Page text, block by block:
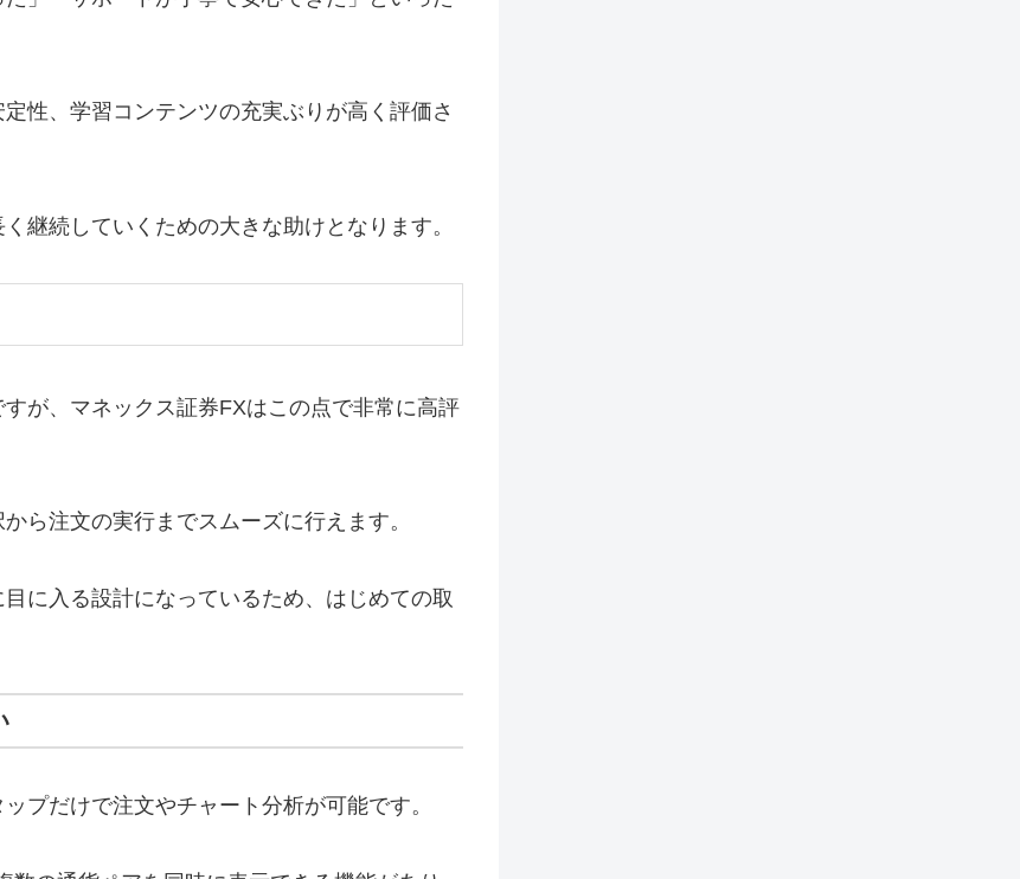
性、学習コンテンツの充実ぶりが高く評価さ
継続していくための大きな助けとなります。
が、マネックス証券FXはこの点で非常に高評
ら注文の実行までスムーズに行えます。
に入る設計になっているため、はじめての取
プだけで注文やチャート分析が可能です。